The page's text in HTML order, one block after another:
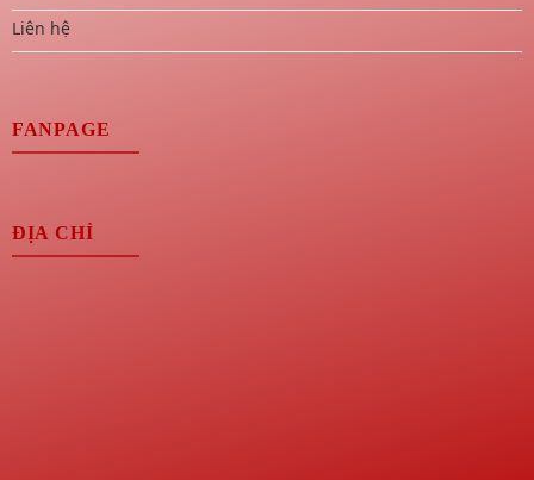
Liên hệ
FANPAGE
ĐỊA CHỈ